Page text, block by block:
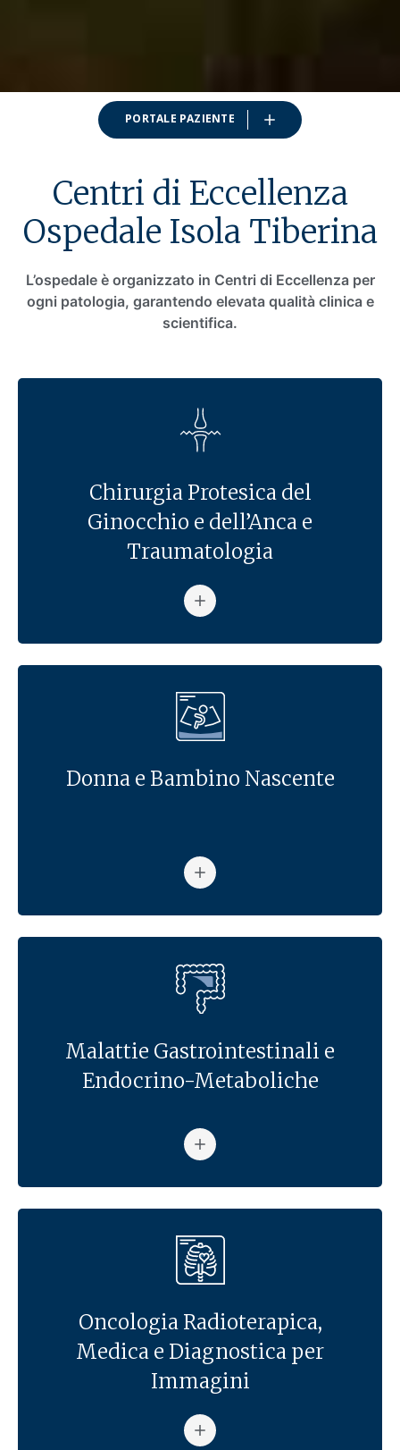
PORTALE PAZIENTE
Centri di Eccellenza
Ospedale Isola Tiberina
L’ospedale è organizzato in Centri di Eccellenza per
ogni patologia, garantendo elevata qualità clinica e
scientifica.
Chirurgia Protesica del
Ginocchio e dell’Anca e
Traumatologia
Vai alla pagina: Chirurgia
Donna e Bambino Nascente
Vai alla pagina: Donna e
Malattie Gastrointestinali e
Endocrino-Metaboliche
Vai alla pagina: Malattie
Oncologia Radioterapica,
Medica e Diagnostica per
Immagini
Vai alla pagina: Oncologia